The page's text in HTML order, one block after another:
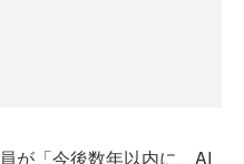
が「今後数年以内に、AI